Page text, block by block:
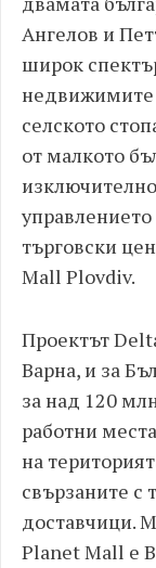
Ангелов и
широк
недвижимите
селското
от малкото
търговски
Mall Plovdiv.
Проектът
Варна, и за
за над 120
работни
на
свързаните с
доставчици.
Planet Mall е